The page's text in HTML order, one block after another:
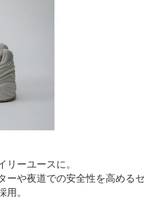
ーユースに。
ーや夜道での安全性を高めるセ
。